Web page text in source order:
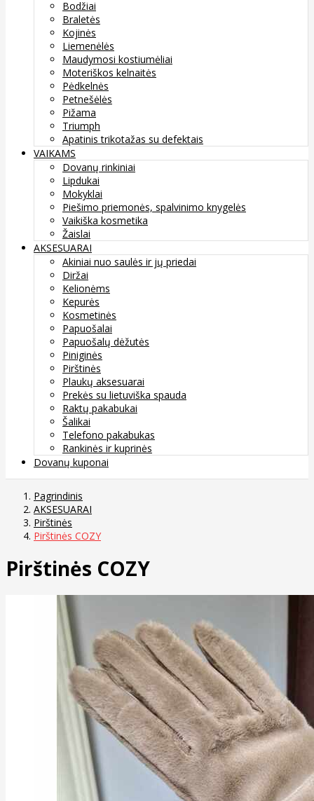
Bodžiai
Braletės
Kojinės
Liemenėlės
Maudymosi kostiumėliai
Moteriškos kelnaitės
Pėdkelnės
Petnešėlės
Pižama
Triumph
Apatinis trikotažas su defektais
VAIKAMS
Dovanų rinkiniai
Lipdukai
Mokyklai
Piešimo priemonės, spalvinimo knygelės
Vaikiška kosmetika
Žaislai
AKSESUARAI
Akiniai nuo saulės ir jų priedai
Diržai
Kelionėms
Kepurės
Kosmetinės
Papuošalai
Papuošalų dėžutės
Piniginės
Pirštinės
Plaukų aksesuarai
Prekės su lietuviška spauda
Raktų pakabukai
Šalikai
Telefono pakabukas
Rankinės ir kuprinės
Dovanų kuponai
Pagrindinis
AKSESUARAI
Pirštinės
Pirštinės COZY
Pirštinės COZY